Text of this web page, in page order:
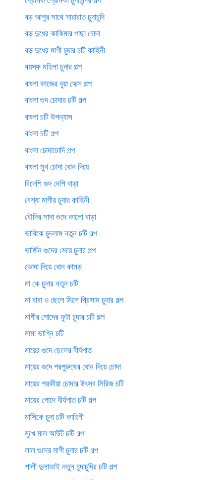
বড় আপুর সাথে সারারাত চুদাচুদি
বড় দুধের কাকিমার পাছা চোদা
বড় দুধের মাগী চুদার চটি কাহিনী
বয়স্ক মহিলা চুদার গল্প
বাংলা কাজের বুয়া সেক্স গল্প
বাংলা গুদ চোদার চটি গল্প
বাংলা চটি উপন্যাস
বাংলা চটি গল্প
বাংলা চোদাচোদি গল্প
বাংলা মুখ চোদা ধোন দিয়ে
বিদেশি গুদ দেশি বাড়া
বেশ্যা মাগীর চুদার কাহিনী
বৌদির সাদা গুদে কালো বাড়া
ভাবিকে চুদলাম নতুন চটি গল্প
ভার্জিন গুদের মেয়ে চুদার গল্প
ভোদা দিয়ে ধোন কামড়
মা কে চুদার নতুন চটি
মা বাবা ও ছেলে মিলে থ্রিসাম চুদার গল্প
মাগীর পোদের ফুটা চুদার চটি গল্প
মামা ভাগ্নি চটি
মায়ের গুদে ছেলের বীর্যপাত
মায়ের গুদে পরপুরুষের ধোন দিয়ে চোদা
মায়ের পরকীয়া চোদার উৎসব সিরিজ চটি
মায়ের পোদে বীর্যপাত চটি গল্প
মাসিকে চুদা চটি কাহিনী
মুখে মাল আউট চটি গল্প
লাল গুদের মাগী চুদার চটি গল্প
শালী দুলাভাই নতুন চুদাচুদির চটি গল্প